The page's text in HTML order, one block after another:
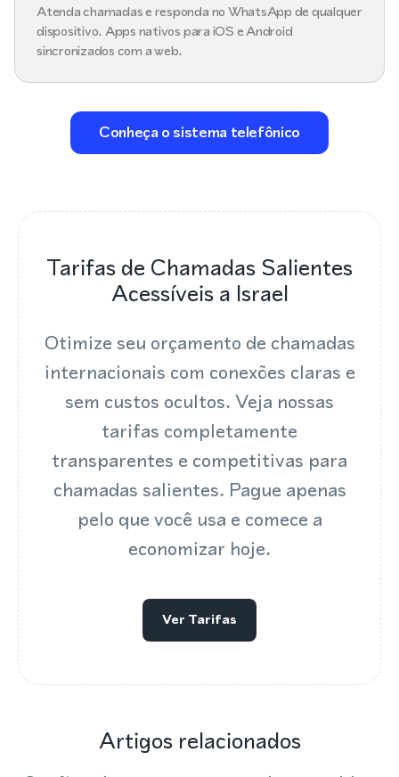
Atenda chamadas e responda no WhatsApp de qualquer
dispositivo. Apps nativos para iOS e Android
sincronizados com a web.
Conheça o sistema telefônico
Tarifas de Chamadas Salientes
Acessíveis a Israel
Otimize seu orçamento de chamadas
internacionais com conexões claras e
sem custos ocultos. Veja nossas
tarifas completamente
transparentes e competitivas para
chamadas salientes. Pague apenas
pelo que você usa e comece a
economizar hoje.
Ver Tarifas
Artigos relacionados